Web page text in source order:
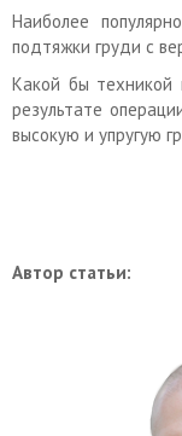
Наиболее
подтяжки груди с
Какой бы техникой
результате
высокую и упругую
Автор статьи: